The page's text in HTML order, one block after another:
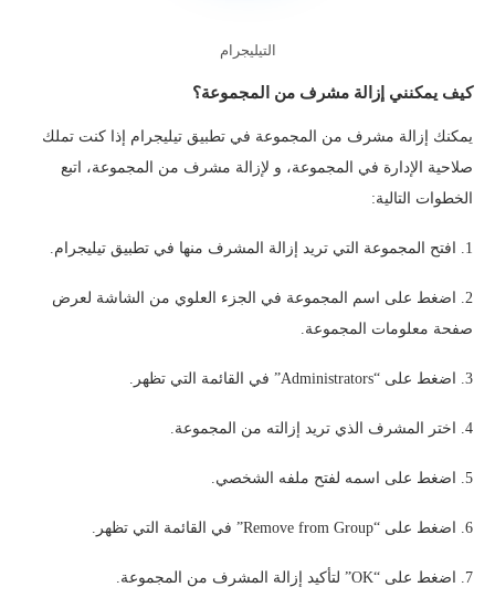
التيليجرام
كيف يمكنني إزالة مشرف من المجموعة؟
يمكنك إزالة مشرف من المجموعة في تطبيق تيليجرام إذا كنت تملك
صلاحية الإدارة في المجموعة، و لإزالة مشرف من المجموعة، اتبع
الخطوات التالية:
1. افتح المجموعة التي تريد إزالة المشرف منها في تطبيق تيليجرام.
2. اضغط على اسم المجموعة في الجزء العلوي من الشاشة لعرض
صفحة معلومات المجموعة.
3. اضغط على “Administrators” في القائمة التي تظهر.
4. اختر المشرف الذي تريد إزالته من المجموعة.
5. اضغط على اسمه لفتح ملفه الشخصي.
6. اضغط على “Remove from Group” في القائمة التي تظهر.
7. اضغط على “OK” لتأكيد إزالة المشرف من المجموعة.